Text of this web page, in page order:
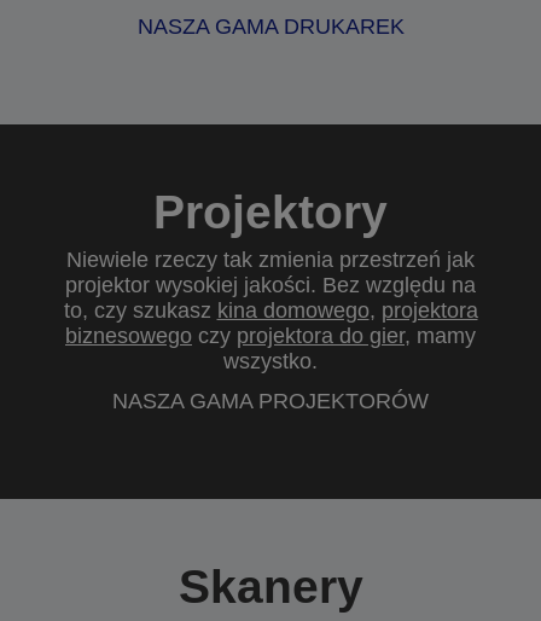
NASZA GAMA DRUKAREK
Projektory
Niewiele rzeczy tak zmienia przestrzeń jak
projektor wysokiej jakości. Bez względu na
to, czy szukasz kina domowego, projektora
biznesowego czy projektora do gier, mamy
wszystko.
NASZA GAMA PROJEKTORÓW
Skanery